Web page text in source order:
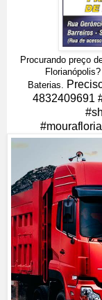
Procurando preço
Baterias.
4832409691